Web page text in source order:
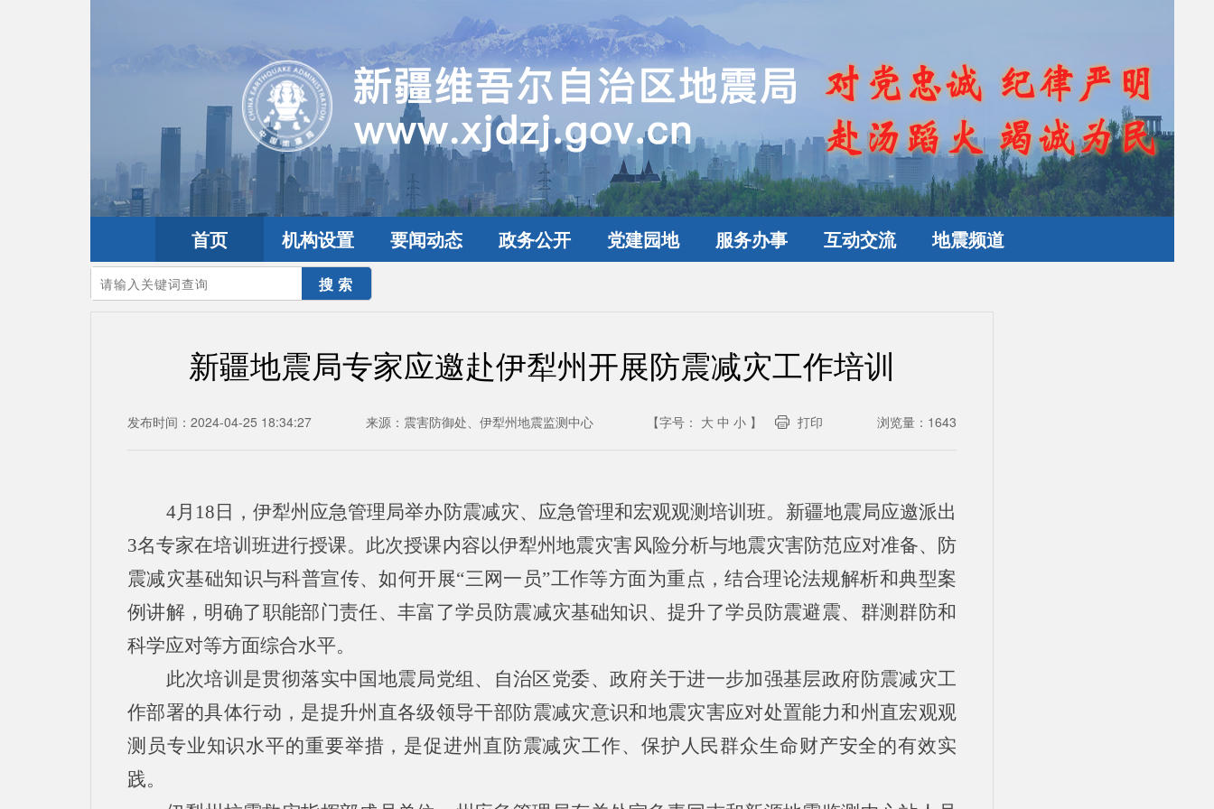
首页 机构设置 要闻动态 政务公开 党建园地 服务办事 互动交流 地震频道
您的当前位置：首页>要闻动态
新疆地震局专家应邀赴伊犁州开展防震减灾工作培训
发布时间：2024-04-25 18:34:27 来源： 震害防御处、伊犁州地震监测中心 【字号： 大 中 小 】 打印 浏览量： 1643
4月18日，伊犁州应急管理局举办防震减灾、应急管理和宏观观测培训班。新疆地震局应邀派出
3名专家在培训班进行授课。此次授课内容以伊犁州地震灾害风险分析与地震灾害防范应对准备、防
震减灾基础知识与科普宣传、如何开展“三网一员”工作等方面为重点，结合理论法规解析和典型案
例讲解，明确了职能部门责任、丰富了学员防震减灾基础知识、提升了学员防震避震、群测群防和
科学应对等方面综合水平。
此次培训是贯彻落实中国地震局党组、自治区党委、政府关于进一步加强基层政府防震减灾工
作部署的具体行动，是提升州直各级领导干部防震减灾意识和地震灾害应对处置能力和州直宏观观
测员专业知识水平的重要举措，是促进州直防震减灾工作、保护人民群众生命财产安全的有效实
践。